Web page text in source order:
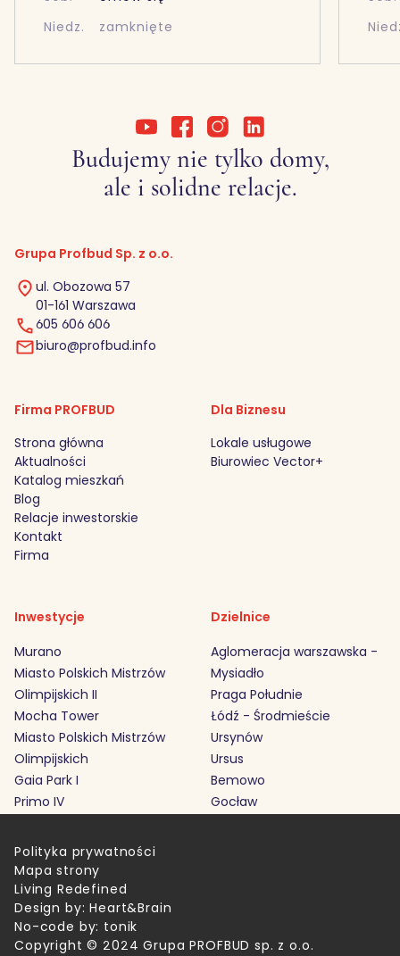
Niedz.
zamknięte
Budujemy nie tylko domy,
ale i solidne relacje.
Grupa Profbud Sp. z o.o.
ul. Obozowa 57
01-161 Warszawa
605 606 606
biuro@profbud.info
Firma PROFBUD
Strona główna
Aktualności
Katalog mieszkań
Blog
Relacje inwestorskie
Kontakt
Firma
Dla Biznesu
Lokale usługowe
Biurowiec Vector+
Inwestycje
Murano
Miasto Polskich Mistrzów
Olimpijskich II
Mocha Tower
Miasto Polskich Mistrzów
Olimpijskich
Gaia Park I
Primo IV
Dzielnice
Aglomeracja warszawska -
Mysiadło
Praga Południe
Łódź - Środmieście
Ursynów
Ursus
Bemowo
Gocław
Copyright © 2024 Grupa PROFBUD sp. z o.o.
Polityka prywatności
Mapa strony
Living Redefined
Design by: Heart&Brain
No-code by: tonik